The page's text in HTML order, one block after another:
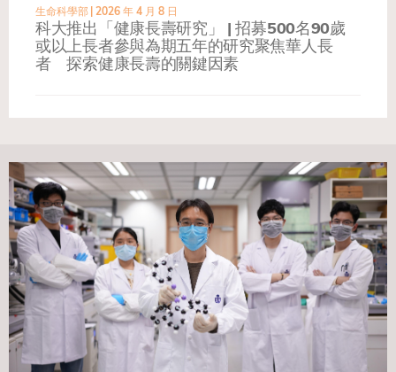
生命科學部 | 2026 年 4 月 8 日
科大推出「健康長壽研究」 | 招募500名90歲
或以上長者參與為期五年的研究聚焦華人長
者 探索健康長壽的關鍵因素